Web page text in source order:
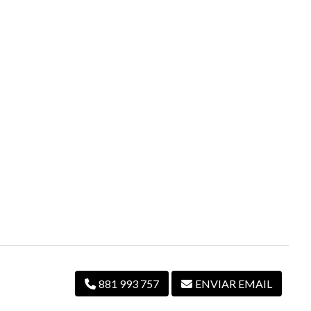
881 993 757 ENVIAR EMAIL